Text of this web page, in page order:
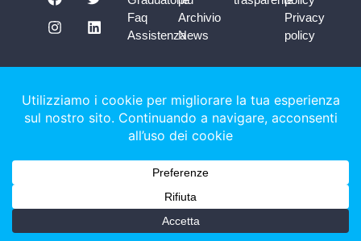
Faq
Assistenza
Archivio
News
Privacy
policy
Società italiana degli Autori ed Editori - 2025 © tutti i diritti riservati • viale
della letteratura, 30 • 00144 Rome (Italy) • perchicrea@siae.it • CF/CCIA